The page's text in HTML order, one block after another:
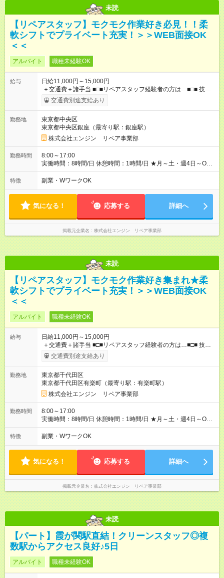
未読
【リペアスタッフ】モクモク作業好き必見！！柔
軟シフトでプライベート充実！＞＞WEB面接OK
＜＜
アルバイト 職種未経験OK
給与
日給11,000円～15,000円
＋交通費＋諸手当 ■□■リペアスタッフ経験者の方は…■□■ 技術
チェック後に日給を決定します！ ・現場数に応じて『日給が1.2
倍』！ ・その他手当により『1.5倍』になることも…！ ・その他
交通費規定支給 ◆残業手当あり ◆子供手当あり ◆宿泊手当あり
(2，000円/1日) ※宿泊を伴う現場の場合 ◆先輩スタッフの給与例
﹋﹋﹋﹋﹋﹋﹋﹋﹋﹋﹋ ・週5日勤務Aさん ＞＞日給11，000円
×20勤務 ＞＞月収22万円＋諸手当 【試用期間】試用期間あり 試
用期間の長さ：6ヶ月 ※ 雇用形態と給与に、本採用時と異なる部
分があります。 雇用形態：本採用時と同じです。 給与：日
円 121勤務目から日給1万1，000円～ となります。
::::: ::::: ::::: ::::: ::::: ::::::
交通費別途支給あり
勤務地
東京都中央区
東京都中央区銀座（最寄り駅：銀座駅）
株式会社エンジン リペア事業部
勤務時間
8:00～17:00
実働時間：8時間/日 休憩時間：1時間/日 ★月～土・週4日～OK
★週5日入れる方大歓迎！※日時相談OK ★時期により連休取得も
可能！ ＼毎月希望シフト提出で働きやすい！／ 毎月20日までに
OK
特徴 副業・WワークOK
気になる！ 応募する 詳細へ
掲載元企業名 株式会社エンジン リペア事業部
未読
【リペアスタッフ】モクモク作業好き集まれ★柔
軟シフトでプライベート充実！＞＞WEB面接OK
＜＜
アルバイト 職種未経験OK
給与
日給11,000円～15,000円
＋交通費＋諸手当 ■□■リペアスタッフ経験者の方は…■□■ 技術
チェック後に日給を決定します！ ・現場数に応じて『日給が1.2
倍』！ ・その他手当により『1.5倍』になることも…！ ・その他
交通費規定支給 ◆残業手当あり ◆子供手当あり ◆宿泊手当あり
(2，000円/1日) ※宿泊を伴う現場の場合 ◆先輩スタッフの給与例
﹋﹋﹋﹋﹋﹋﹋﹋﹋﹋﹋ ・週5日勤務Aさん ＞＞日給11，000円
×20勤務 ＞＞月収22万円＋諸手当 【試用期間】試用期間あり 試
用期間の長さ：6ヶ月 ※ 雇用形態と給与に、本採用時と異なる部
分があります。 雇用形態：本採用時と同じです。 給与：日
円 121勤務目から日給1万1，000円～ となります。
::::: ::::: ::::: ::::: ::::: ::::::
交通費別途支給あり
勤務地
東京都千代田区
東京都千代田区有楽町（最寄り駅：有楽町駅）
株式会社エンジン リペア事業部
勤務時間
8:00～17:00
実働時間：8時間/日 休憩時間：1時間/日 ★月～土・週4日～OK
★週5日入れる方大歓迎！※日時相談OK ★時期により連休取得も
可能！ ＼毎月希望シフト提出で働きやすい！／ 毎月20日までに
OK
特徴 副業・WワークOK
気になる！ 応募する 詳細へ
掲載元企業名 株式会社エンジン リペア事業部
未読
【パート】霞が関駅直結！クリーンスタッフ◎複
数駅からアクセス良好♪5日
アルバイト 職種未経験OK